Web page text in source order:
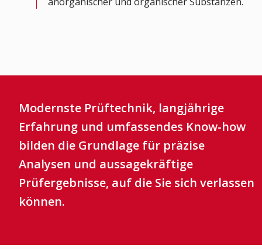
Modernste Prüftechnik, langjährige
Erfahrung und umfassendes Know-how
bilden die Grundlage für präzise
Analysen und aussagekräftige
Prüfergebnisse, auf die Sie sich verlassen
können.